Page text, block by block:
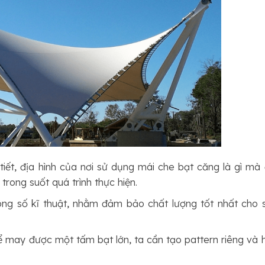
địa hình của nơi sử dụng mái che bạt căng là gì mà
suốt quá trình thực hiện.
số kĩ thuật, nhằm đảm bảo chất lượng tốt nhất cho
may được một tấm bạt lớn, ta cần tạo pattern riêng và